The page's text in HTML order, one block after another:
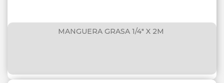
MANGUERA GRASA 1/4" X 2M